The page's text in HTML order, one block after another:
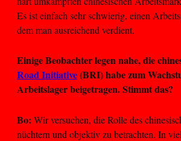
Es ist einfach sehr schwierig, einen
dem man ausreichend verdient.
Einige Beobachter legen nahe, die
Road Initiative(BRI) habe zum
Arbeitslager beigetragen. Stimmt das?
Bo: Wir versuchen, die Rolle des
nüchtern und objektiv zu betrachten. In